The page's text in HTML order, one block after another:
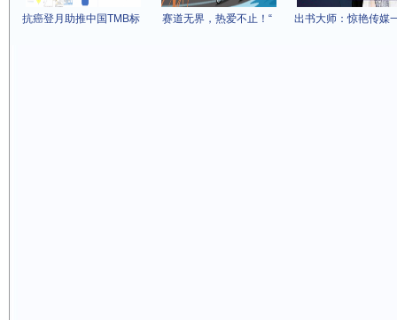
抗癌登月助推中国TMB标 赛道无界，热爱不止！“ 出书大师：惊艳传媒